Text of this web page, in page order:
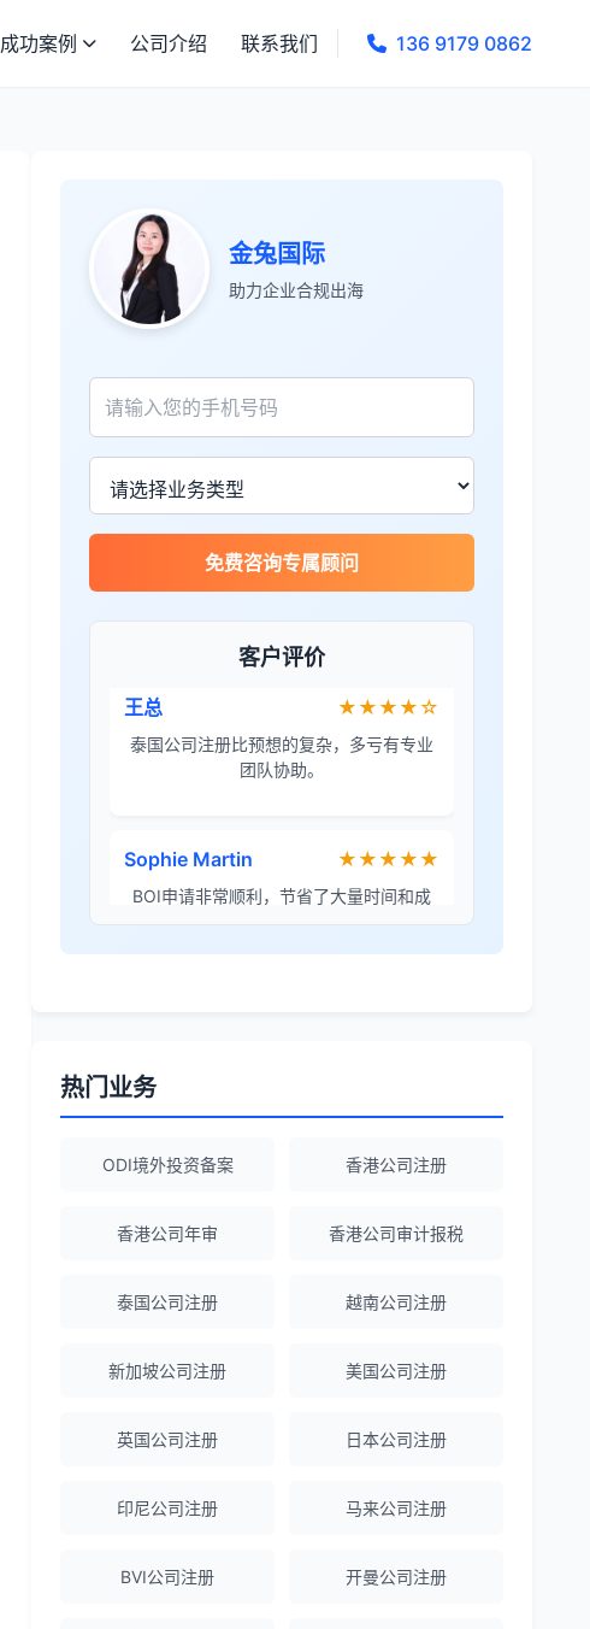
成功案例 公司介绍 联系我们 136 9179 0862
金兔国际
助力企业合规出海
免费咨询专属顾问
客户评价
张先生
服务专业高效，一周就完成了泰国公司注
James Wilson ★★★★★
金兔国际帮我们完成了泰国建厂的所有法
王总 ★★★★☆
泰国公司注册比预想的复杂，多亏有专业
团队协助。
Sophie Martin ★★★★★
BOI申请非常顺利，节省了大量时间和成
Robert Chen ★★★★☆
陈经理 ★★★★★
海外公司注册服务非常专业，顾问响应迅
热门业务
ODI境外投资备案 香港公司注册
香港公司年审 香港公司审计报税
泰国公司注册 越南公司注册
新加坡公司注册 美国公司注册
英国公司注册 日本公司注册
印尼公司注册 马来公司注册
BVI公司注册 开曼公司注册